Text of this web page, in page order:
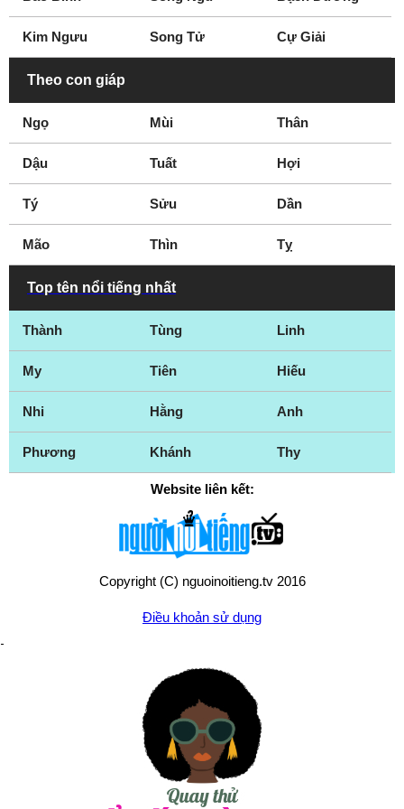
Kim Ngưu Song Tử Cự Giải
Theo con giáp
Ngọ Mùi Thân
Dậu Tuất Hợi
Tý Sửu Dần
Mão Thìn Tỵ
Top tên nổi tiếng nhất
Thành Tùng Linh
My Tiên Hiếu
Nhi Hằng Anh
Phương Khánh Thy
Website liên kết:
Copyright (C) nguoinoitieng.tv 2016
Điều khoản sử dụng
Chính sách quyền riêng tư
mail.nguoinoitieng.tv@gmail.com